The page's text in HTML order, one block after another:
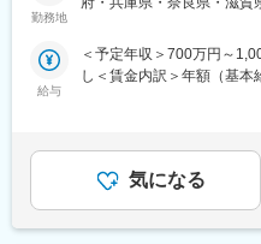
もできます。また、定期
ロジェクトを提示するなど
■同社について：
同社は、医療機器・製薬
ばれる業種です。「新製品
「このエリアで営業活動を
～50代まで幅広く活躍し
医師、薬剤師に課題解決
報を収集を行っていただき
《具体的には...》
勤務地
所（リモートワーク含む）
給与
＜予定年収＞700万円～
し＜賃金内訳＞年額（基
年間最大40万円※ただし支
額であり、選考を通じて
固定手当を含めた表記です。
気になる